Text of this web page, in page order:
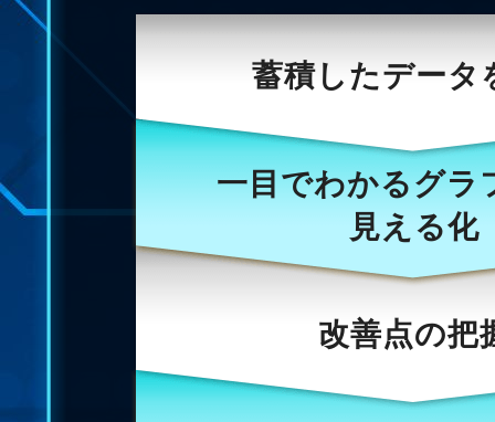
蓄積したデータ
一目でわかるグラ
見える化
改善点の把